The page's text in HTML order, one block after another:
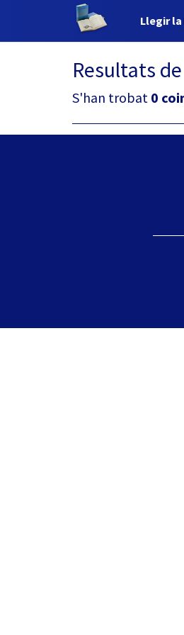
Llegir la
Resultats
S'han trobat 0